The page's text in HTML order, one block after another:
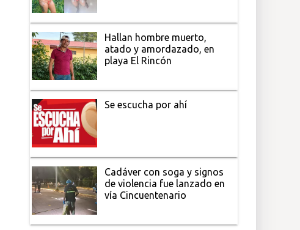
Hallan hombre muerto,
atado y amordazado, en
playa El Rincón
Se escucha por ahí
Cadáver con soga y signos
de violencia fue lanzado en
vía Cincuentenario